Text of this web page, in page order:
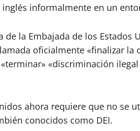
informalmente en un
la Embajada de los Estados
oficialmente «finalizar
«discriminación
ahora requiere que no se
conocidos como DEI.